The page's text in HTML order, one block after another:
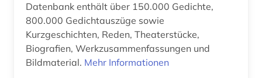
Datenbank enthält über 150.000 Gedichte,
800.000 Gedichtauszüge sowie
Kurzgeschichten, Reden, Theaterstücke,
Biografien, Werkzusammenfassungen und
Bildmaterial. Mehr Informationen